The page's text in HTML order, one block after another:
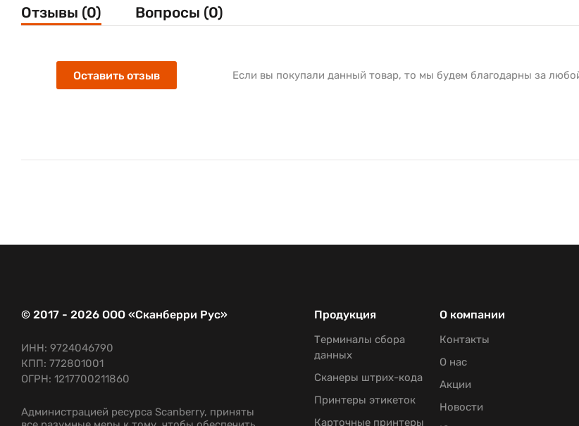
Отзывы (0) Вопросы (0)
Оставить отзыв Если вы покупали данный товар, то мы будем благодарны за
© 2017 - 2026 ООО «Сканберри Рус»
ИНН: 9724046790
КПП: 772801001
ОГРН: 1217700211860
Продукция
Терминалы сбора
данных
Сканеры штрих-кода
Принтеры этикеток
Карточные принтеры
О компании
Контакты
О нас
Акции
Новости